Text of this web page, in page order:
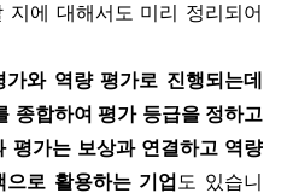
에 대해서도 미리 정리되어
가와 역량 평가로 진행되는데
종합하여 평가 등급을 정하고
평가는 보상과 연결하고 역량
로 활용하는 기업 도 있습니